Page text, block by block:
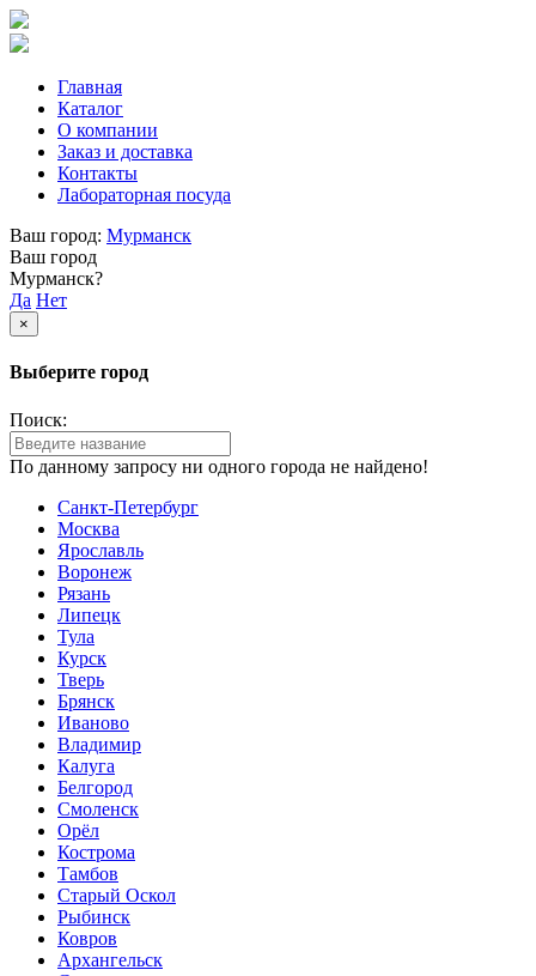
Главная
Каталог
О компании
Заказ и доставка
Контакты
Лабораторная посуда
Ваш город: Мурманск
Ваш город
Мурманск?
Да Нет
×
Выберите город
Поиск:
По данному запросу ни одного города не найдено!
Санкт-Петербург
Москва
Ярославль
Воронеж
Рязань
Липецк
Тула
Курск
Тверь
Брянск
Иваново
Владимир
Калуга
Белгород
Смоленск
Орёл
Кострома
Тамбов
Старый Оскол
Рыбинск
Ковров
Архангельск